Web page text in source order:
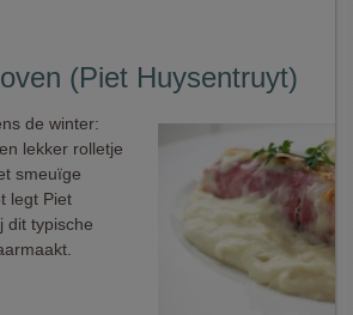
(Piet Huysentruyt)
de winter:
lekker rolletje
smeuïge
legt Piet
dit typische